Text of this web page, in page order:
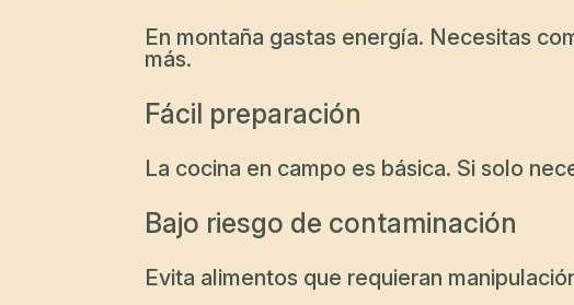
En montaña gastas energía. Necesitas
más.
Fácil preparación
La cocina en campo es básica. Si solo
Bajo riesgo de contaminación
Evita alimentos que requieran